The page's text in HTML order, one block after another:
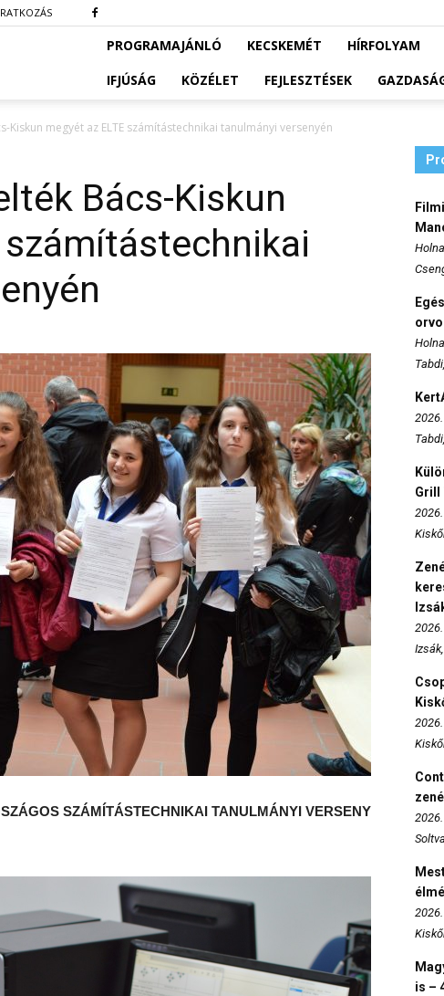
PROGRAMAJÁNLÓ KECSKEMÉT HÍRFOLYAM
IFJÚSÁG
KÖZÉLET FEJLESZTÉSEK
Kiskun megyét az ELTE számítástechnikai tanulmányi versenyén
Bács-Kiskun
számítástechnikai
SZÁMÍTÁSTECHNIKAI TANULMÁNYI VERSENY
Grill
is –